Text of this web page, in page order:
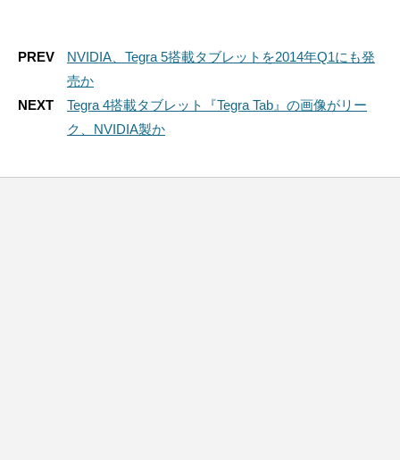
PREV
NVIDIA、Tegra 5搭載タブレットを2014年Q1にも発
売か
NEXT
Tegra 4搭載タブレット『Tegra Tab』の画像がリー
ク、NVIDIA製か